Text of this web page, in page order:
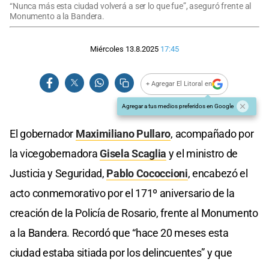
“Nunca más esta ciudad volverá a ser lo que fue”, aseguró frente al
Monumento a la Bandera.
Miércoles 13.8.2025 17:45
+ Agregar El Litoral en
Agregar a tus medios preferidos en Google
El gobernador Maximiliano Pullaro, acompañado por
la vicegobernadoraGisela Scaglia y el ministro de
Justicia y Seguridad, Pablo Cococcioni, encabezó el
acto conmemorativo por el 171º aniversario de la
creación de la Policía de Rosario, frente al Monumento
a la Bandera. Recordó que “hace 20 meses esta
ciudad estaba sitiada por los delincuentes” y que